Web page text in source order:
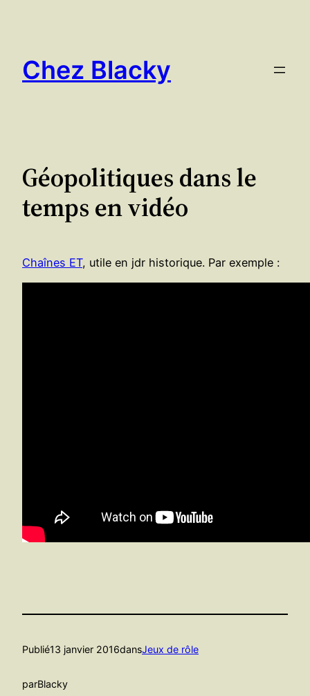
Chez Blacky
Géopolitiques dans le
temps en vidéo
Chaînes ET, utile en jdr historique. Par exemple :
Publié13 janvier 2016dansJeux de rôle
parBlacky